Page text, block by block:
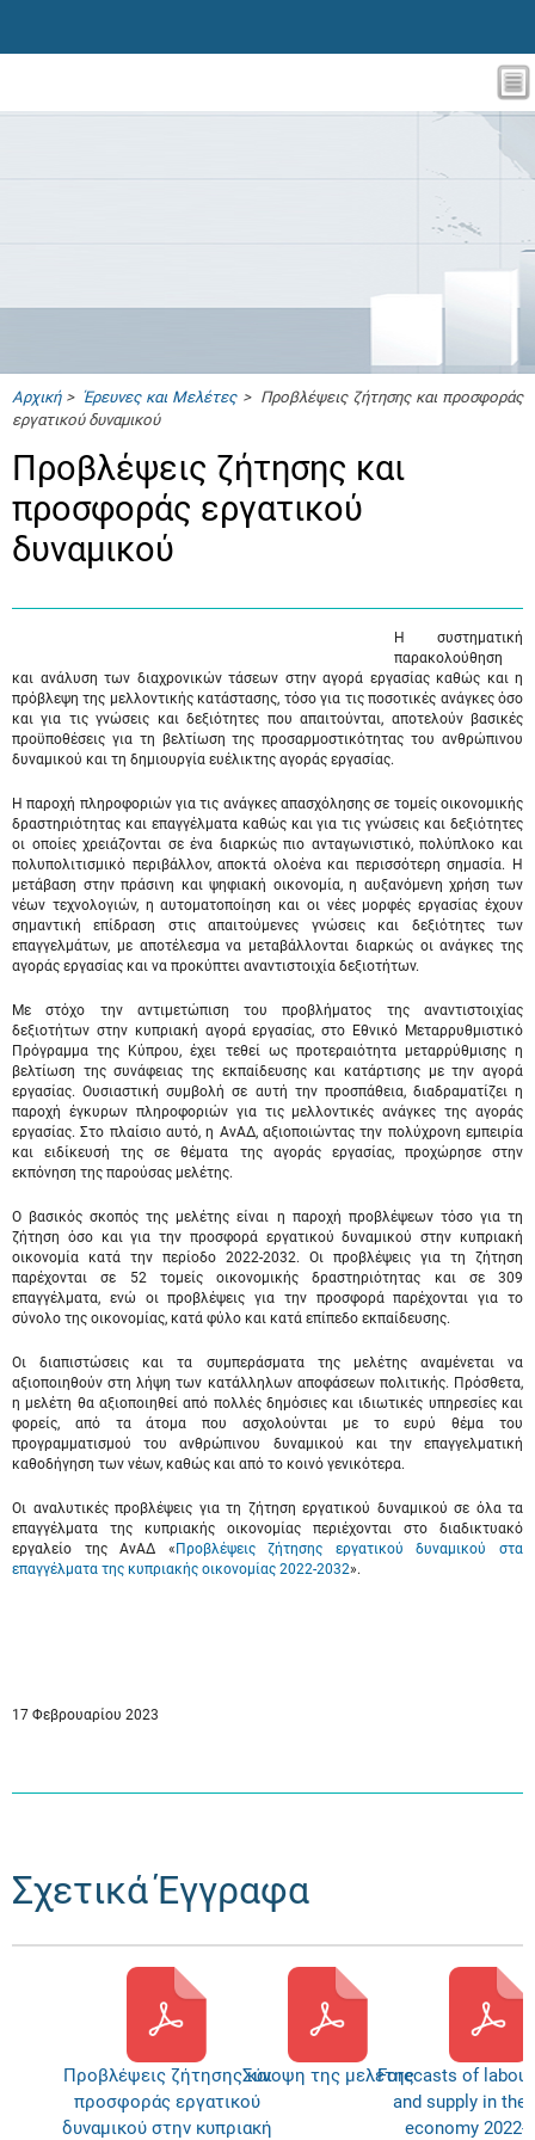
Αρχική>Έρευνες και Μελέτες> Προβλέψεις ζήτησης και προσφοράς
εργατικού δυναμικού
Προβλέψεις ζήτησης και
προσφοράς εργατικού
δυναμικού
Η συστηματική
παρακολούθηση
και ανάλυση των διαχρονικών τάσεων στην αγορά εργασίας καθώς και η
πρόβλεψη της μελλοντικής κατάστασης, τόσο για τις ποσοτικές ανάγκες όσο
και για τις γνώσεις και δεξιότητες που απαιτούνται, αποτελούν βασικές
προϋποθέσεις για τη βελτίωση της προσαρμοστικότητας του ανθρώπινου
δυναμικού και τη δημιουργία ευέλικτης αγοράς εργασίας.
Η παροχή πληροφοριών για τις ανάγκες απασχόλησης σε τομείς οικονομικής
δραστηριότητας και επαγγέλματα καθώς και για τις γνώσεις και δεξιότητες
οι οποίες χρειάζονται σε ένα διαρκώς πιο ανταγωνιστικό, πολύπλοκο και
πολυπολιτισμικό περιβάλλον, αποκτά ολοένα και περισσότερη σημασία. Η
μετάβαση στην πράσινη και ψηφιακή οικονομία, η αυξανόμενη χρήση των
νέων τεχνολογιών, η αυτοματοποίηση και οι νέες μορφές εργασίας έχουν
σημαντική επίδραση στις απαιτούμενες γνώσεις και δεξιότητες των
επαγγελμάτων, με αποτέλεσμα να μεταβάλλονται διαρκώς οι ανάγκες της
αγοράς εργασίας και να προκύπτει αναντιστοιχία δεξιοτήτων.
Με στόχο την αντιμετώπιση του προβλήματος της αναντιστοιχίας
δεξιοτήτων στην κυπριακή αγορά εργασίας, στο Εθνικό Μεταρρυθμιστικό
Πρόγραμμα της Κύπρου, έχει τεθεί ως προτεραιότητα μεταρρύθμισης η
βελτίωση της συνάφειας της εκπαίδευσης και κατάρτισης με την αγορά
εργασίας. Ουσιαστική συμβολή σε αυτή την προσπάθεια, διαδραματίζει η
παροχή έγκυρων πληροφοριών για τις μελλοντικές ανάγκες της αγοράς
εργασίας. Στο πλαίσιο αυτό, η ΑνΑΔ, αξιοποιώντας την πολύχρονη εμπειρία
και ειδίκευσή της σε θέματα της αγοράς εργασίας, προχώρησε στην
εκπόνηση της παρούσας μελέτης.
Ο βασικός σκοπός της μελέτης είναι η παροχή προβλέψεων τόσο για τη
ζήτηση όσο και για την προσφορά εργατικού δυναμικού στην κυπριακή
οικονομία κατά την περίοδο 2022-2032. Οι προβλέψεις για τη ζήτηση
παρέχονται σε 52 τομείς οικονομικής δραστηριότητας και σε 309
επαγγέλματα, ενώ οι προβλέψεις για την προσφορά παρέχονται για το
σύνολο της οικονομίας, κατά φύλο και κατά επίπεδο εκπαίδευσης.
Οι διαπιστώσεις και τα συμπεράσματα της μελέτης αναμένεται να
αξιοποιηθούν στη λήψη των κατάλληλων αποφάσεων πολιτικής. Πρόσθετα,
η μελέτη θα αξιοποιηθεί από πολλές δημόσιες και ιδιωτικές υπηρεσίες και
φορείς, από τα άτομα που ασχολούνται με το ευρύ θέμα του
προγραμματισμού του ανθρώπινου δυναμικού και την επαγγελματική
καθοδήγηση των νέων, καθώς και από το κοινό γενικότερα.
Οι αναλυτικές προβλέψεις για τη ζήτηση εργατικού δυναμικού σε όλα τα
επαγγέλματα της κυπριακής οικονομίας περιέχονται στο διαδικτυακό
εργαλείο της ΑνΑΔ « Προβλέψεις ζήτησης εργατικού δυναμικού στα
επαγγέλματα της κυπριακής οικονομίας 2022-2032».
17 Φεβρουαρίου 2023
Σχετικά Έγγραφα
Προβλέψεις ζήτησης και
προσφοράς εργατικού
δυναμικού στην κυπριακή
Σύνοψη της μελέτηςForecasts of
and supply in the
economy 2022-